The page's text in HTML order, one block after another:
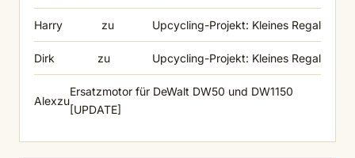
Harry zu Upcycling-Projekt: Kleines Regal
Dirk zu Upcycling-Projekt: Kleines Regal
Alexzu
Ersatzmotor für DeWalt DW50 und DW1150
[UPDATE]